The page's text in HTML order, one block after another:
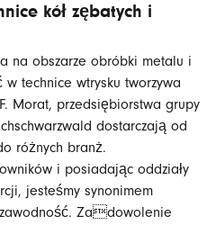
kół zębatych i
na obszarze obróbki metalu i
technice wtrysku tworzywa
Morat, przedsiębiorstwa grupy
dostarczają od
różnych branż.
i posiadając oddziały
jesteśmy synonimem
Zadowolenie